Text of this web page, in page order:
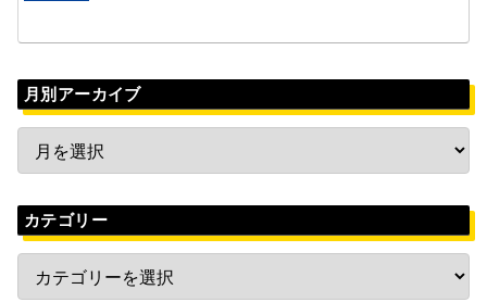
月別アーカイブ
カテゴリー